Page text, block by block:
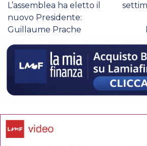
L’assemblea ha eletto il
nuovo Presidente:
Guillaume Prache